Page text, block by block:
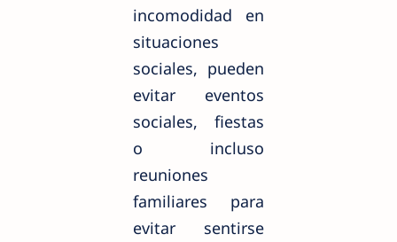
incomodidad en
situaciones
sociales, pueden
evitar eventos
sociales, fiestas
o incluso
reuniones
familiares para
evitar sentirse